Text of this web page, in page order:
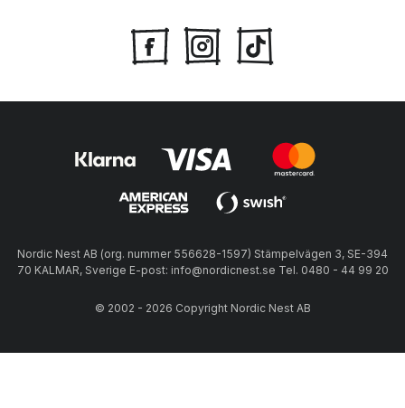
Nordic Nest AB (org. nummer 556628-1597) Stämpelvägen 3, SE-394
70 KALMAR, Sverige E-post: info@nordicnest.se Tel. 0480 - 44 99 20
© 2002 - 2026 Copyright Nordic Nest AB